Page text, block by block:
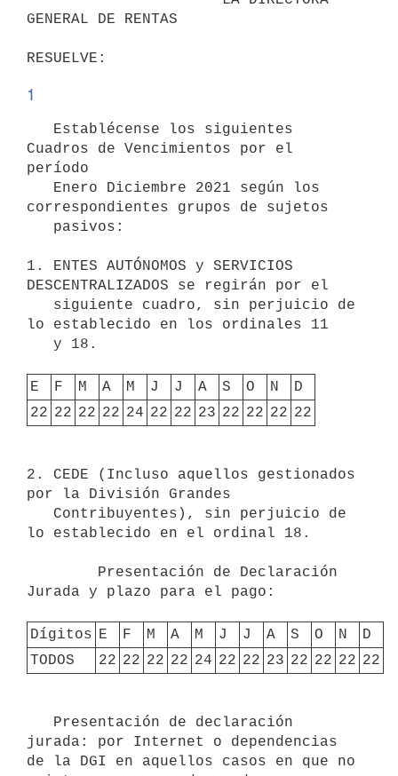
GENERAL DE RENTAS
1
Cuadros de Vencimientos por el
período
correspondientes grupos de sujetos
1. ENTES AUTÓNOMOS y SERVICIOS
DESCENTRALIZADOS se regirán por el
lo establecido en los ordinales 11
E F M A M J J A S O N
D
22 22 22 22 24 22 22 23 22 22 22 22
2. CEDE (Incluso aquellos gestionados
por la División Grandes
lo establecido en el ordinal 18.
Jurada y plazo para el pago:
Dígitos E F M A M J J A S O N
D
TODOS
22 22 22 22 24 22 22 23 22 22 22 22
jurada: por Internet o dependencias
de la DGI en aquellos casos en que no